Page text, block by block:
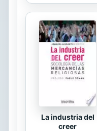
La industria del
creer